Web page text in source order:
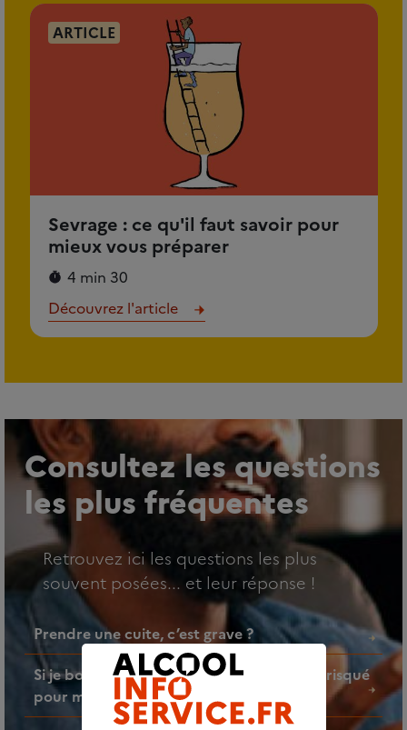
ARTICLE
Sevrage : ce qu'il faut savoir pour
mieux vous préparer
4 min 30
Découvrez l'article
Consultez les questions
les plus fréquentes
Retrouvez ici les questions les plus
souvent posées... et leur réponse !
Prendre une cuite, c’est grave ?
Si je bois un verre d’alcool par jour, est-ce risqué
pour ma santé ?